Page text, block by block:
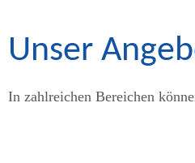
Unser
In zahlreichen Bereichen